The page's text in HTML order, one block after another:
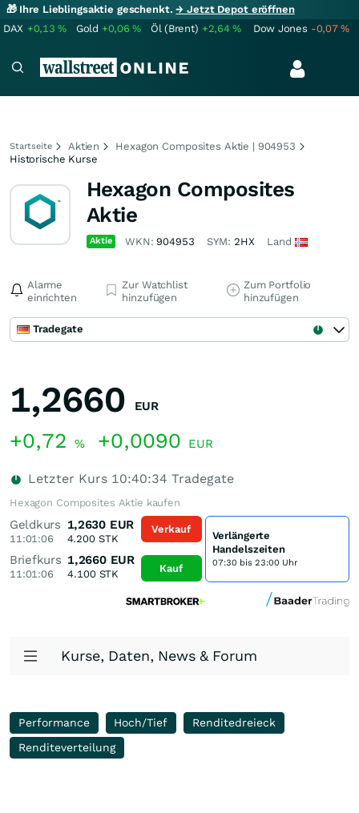
🎁 Ihre Lieblingsaktie geschenkt.→ Jetzt Depot eröffnen
DAX +0,13% Gold +0,06% Öl (Brent) +2,64% Dow Jones -0,07%
Startseite Aktien
Hexagon Composites Aktie | 904953
Historische Kurse
Hexagon Composites
Aktie
Aktie WKN:904953 SYM: 2HX Land
Alarme
einrichten
Zur Watchlist
hinzufügen
Zum Portfolio
hinzufügen
Tradegate
1,2660 EUR
+0,72 % +0,0090 EUR
Letzter Kurs 10:40:34 Tradegate
Hexagon Composites Aktie kaufen
Geldkurs
11:01:06
1,2630 EUR
4.200STK
Briefkurs
11:01:06
1,2660 EUR
4.100STK
Verkauf
Kauf
Verlängerte
Handelszeiten
07:30 bis 23:00 Uhr
Kurse, Daten, News & Forum
Performance Hoch/Tief
Renditedreieck
Renditeverteilung